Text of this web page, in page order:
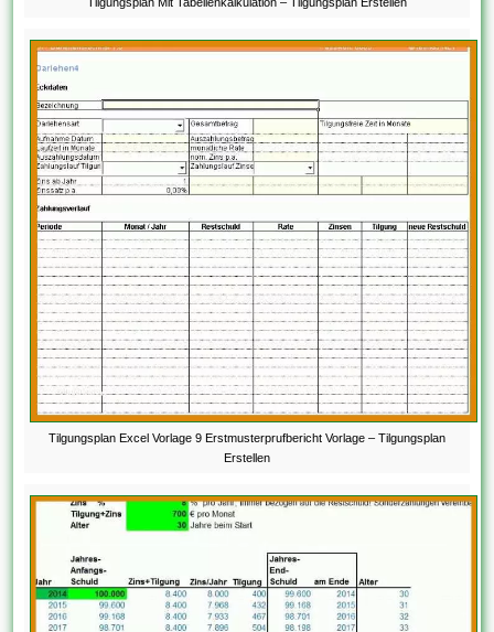
Tilgungsplan Excel Vorlage 9 Erstmusterprufbericht Vorlage – Tilgungsplan
Erstellen